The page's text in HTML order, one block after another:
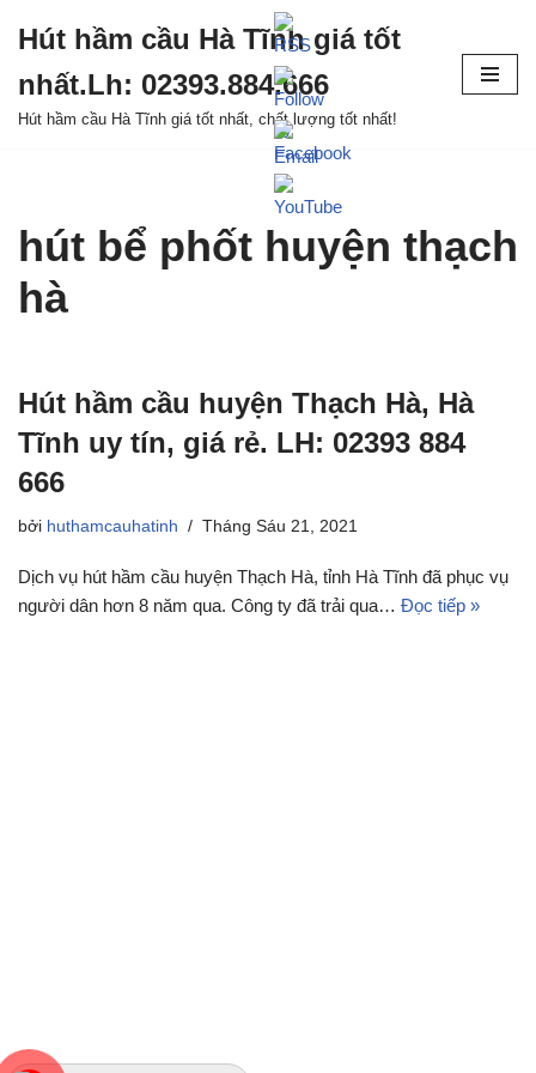
tới
nội
Hút hầm cầu Hà Tĩnh giá tốt
nhất.Lh: 02393.884.666
Hút hầm cầu Hà Tĩnh giá tốt nhất, chất lượng tốt nhất!
hút bể phốt huyện thạch
hà
Hút hầm cầu huyện Thạch Hà, Hà
Tĩnh uy tín, giá rẻ. LH: 02393 884
666
bởi huthamcauhatinh Tháng Sáu 21, 2021
Dịch vụ hút hầm cầu huyện Thạch Hà, tỉnh Hà Tĩnh đã phục vụ
người dân hơn 8 năm qua. Công ty đã trải qua… Đọc tiếp »